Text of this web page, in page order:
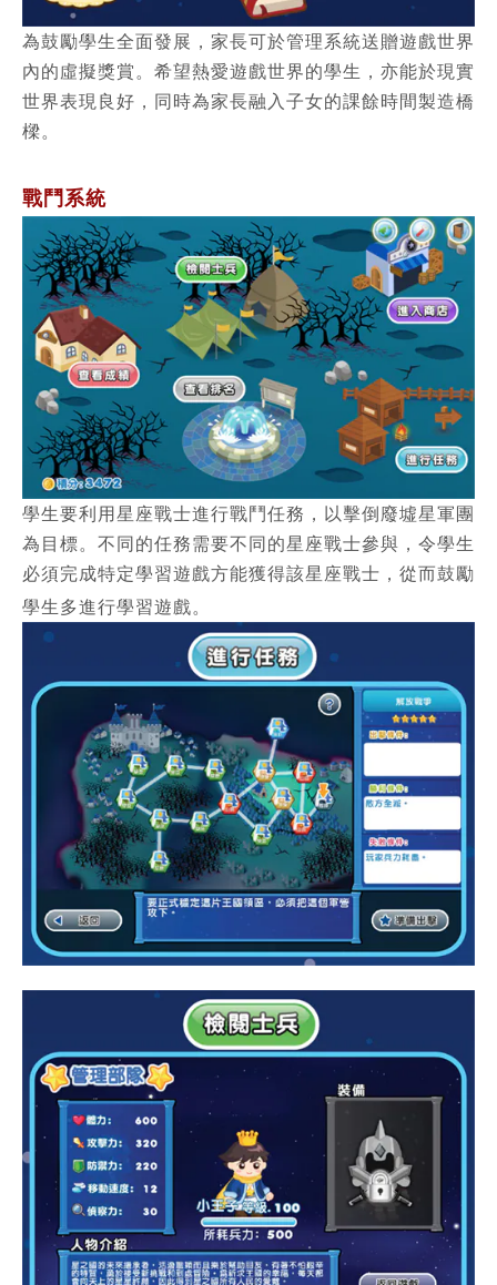
為鼓勵學生全面發展，家長可於管理系統送贈遊戲世界
內的虛擬獎賞。希望熱愛遊戲世界的學生，亦能於現實
世界表現良好，同時為家長融入子女的課餘時間製造橋
樑。
戰鬥系統
學生要利用星座戰士進行戰鬥任務，以擊倒廢墟星軍團
為目標。不同的任務需要不同的星座戰士參與，令學生
必須完成特定學習遊戲方能獲得該星座戰士，從而鼓勵
學生多進行學習遊戲。